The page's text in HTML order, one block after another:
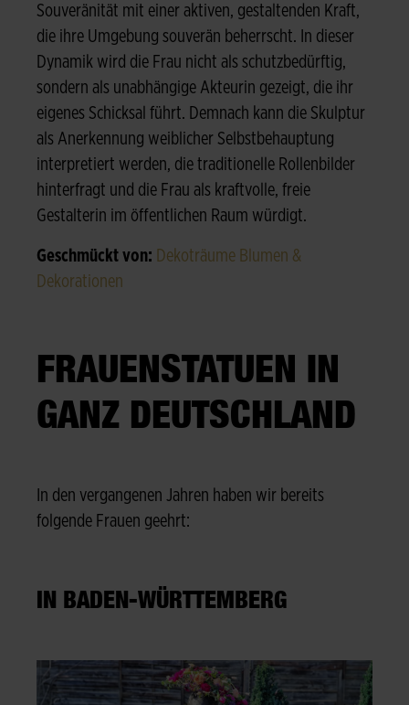
Souveränität mit einer aktiven, gestaltenden Kraft,
die ihre Umgebung souverän beherrscht. In dieser
Dynamik wird die Frau nicht als schutzbedürftig,
sondern als unabhängige Akteurin gezeigt, die ihr
eigenes Schicksal führt. Demnach kann die Skulptur
als Anerkennung weiblicher Selbstbehauptung
interpretiert werden, die traditionelle Rollenbilder
hinterfragt und die Frau als kraftvolle, freie
Gestalterin im öffentlichen Raum würdigt.
Geschmückt von: Dekoträume Blumen &
Dekorationen
FRAUENSTATUEN IN
GANZ DEUTSCHLAND
In den vergangenen Jahren haben wir bereits
folgende Frauen geehrt:
IN BADEN-WÜRTTEMBERG